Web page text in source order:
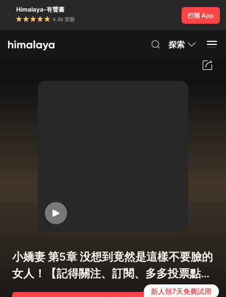
Himalaya-有聲書
4.8k 安裝
打開 App
探索
小嬌妻 第5章 没想到竟然是這樣不要臉的
女人！【記得關注、訂閱、多多投票點讚
哦】
新人領7天免費試用